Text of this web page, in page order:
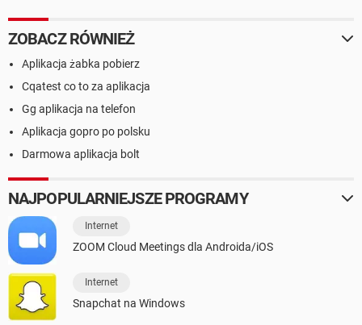
ZOBACZ RÓWNIEŻ
Aplikacja żabka pobierz
Cqatest co to za aplikacja
Gg aplikacja na telefon
Aplikacja gopro po polsku
Darmowa aplikacja bolt
NAJPOPULARNIEJSZE PROGRAMY
Internet
ZOOM Cloud Meetings dla Androida/iOS
Internet
Snapchat na Windows